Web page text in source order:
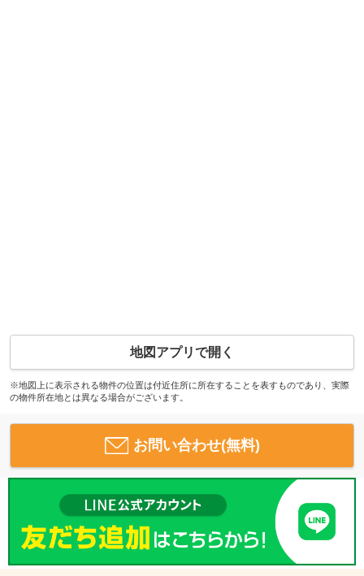
地図アプリで開く
※地図上に表示される物件の位置は付近住所に所在することを表すものであり、実際
の物件所在地とは異なる場合がございます。
お問い合わせ(無料)